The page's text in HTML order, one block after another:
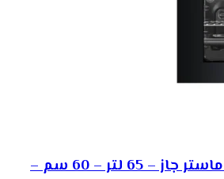
فرن كهرباء بلت ان ماستر جاز – 65 لتر – 60 سم –